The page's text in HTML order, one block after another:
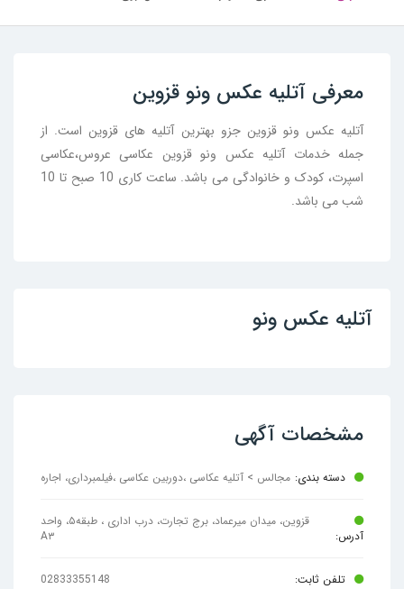
معرفی آتلیه عکس ونو قزوین
آتلیه عکس ونو قزوین جزو بهترین آتلیه های قزوین است. از
جمله خدمات آتلیه عکس ونو قزوین عکاسی عروس،عکاسی
اسپرت، کودک و خانوادگی می باشد. ساعت کاری 10 صبح تا 10
شب می باشد.
آتلیه عکس ونو
مشخصات آگهی
دسته بندی: مجالس > آتلیه عکاسی ،دوربین عکاسی ،فیلمبرداری، اجاره
آدرس:
قزوین، میدان میرعماد، برج تجارت، درب اداری ، طبقه۵، واحد
A۳
تلفن ثابت: 02833355148